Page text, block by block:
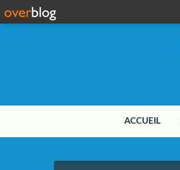
ACCUEIL